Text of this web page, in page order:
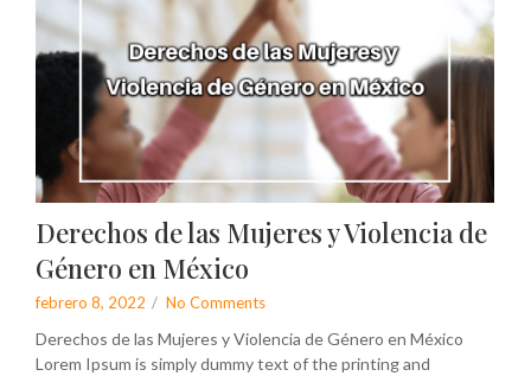
Derechos de las Mujeres y Violencia de
Género en México
febrero 8, 2022 / No Comments
Derechos de las Mujeres y Violencia de Género en México
Lorem Ipsum is simply dummy text of the printing and